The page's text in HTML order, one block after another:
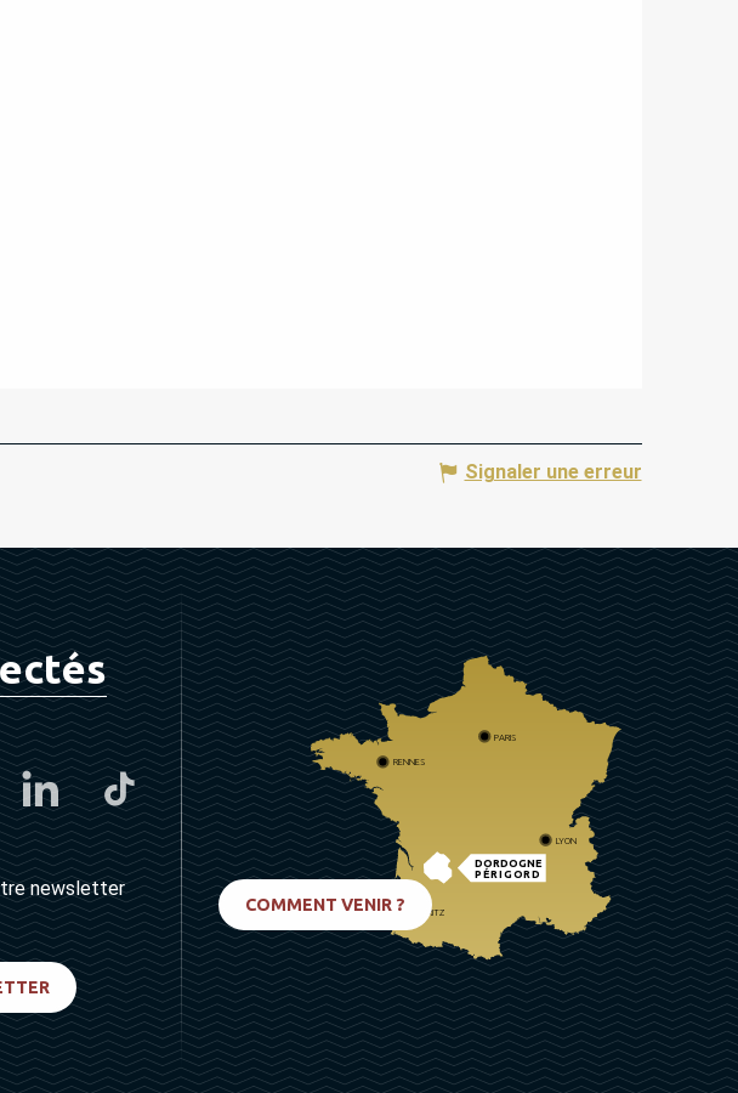
Signaler une erreur
newsletter
DORDOGNE
PÉRIGORD
PARIS
RENNES
LYON
BIARRITZ
COMMENT VENIR ?